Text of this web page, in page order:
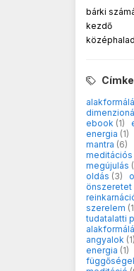
bárki
kezdő
Címke
ebook (1)
energia (1)
mantra (6)
meditációs
megújulás
oldás (3)
önszeretet
szerelem
tudatalatti
angyalok (1)
energia (1)